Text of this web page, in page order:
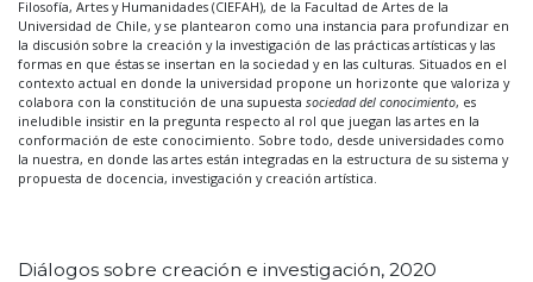
Filosofía, Artes y Humanidades (CIEFAH), de la Facultad de Artes de la
Universidad de Chile, y se plantearon como una instancia para profundizar en
la discusión sobre la creación y la investigación de las prácticas artísticas y las
formas en que éstas se insertan en la sociedad y en las culturas. Situados en el
contexto actual en donde la universidad propone un horizonte que valoriza y
colabora con la constitución de una supuesta sociedad del conocimiento, es
ineludible insistir en la pregunta respecto al rol que juegan las artes en la
conformación de este conocimiento. Sobre todo, desde universidades como
la nuestra, en donde las artes están integradas en la estructura de su sistema y
propuesta de docencia, investigación y creación artística.
Diálogos sobre creación e investigación, 2020